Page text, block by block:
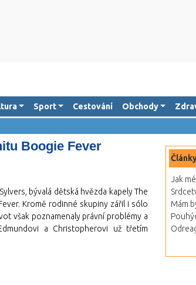
Sport Cestování Obchody
Boogie Fever
bývalá dětská hvězda kapely The
Kromě rodinné skupiny zářil i sólo
však poznamenaly právní problémy a
a Christopherovi už třetím
Jak
Mám